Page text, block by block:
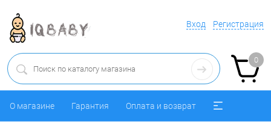
Вход Регистрация
0
О магазине Гарантия Оплата и возврат